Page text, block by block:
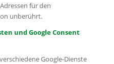
für den
unberührt.
und Google Consent
Google-Dienste